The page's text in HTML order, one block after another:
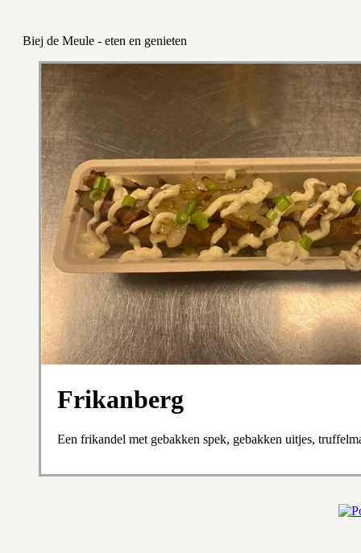
Biej de Meule - eten en genieten
Frikanberg
Een frikandel met gebakken spek, gebakken uitjes,